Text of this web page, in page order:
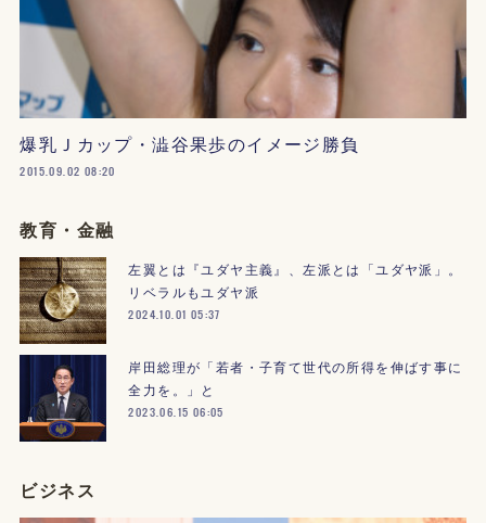
爆乳Ｊカップ・澁谷果歩のイメージ勝負
2015.09.02 08:20
教育・金融
左翼とは『ユダヤ主義』、左派とは「ユダヤ派」。
リベラルもユダヤ派
2024.10.01 05:37
岸田総理が「若者・子育て世代の所得を伸ばす事に
全力を。」と
2023.06.15 06:05
ビジネス